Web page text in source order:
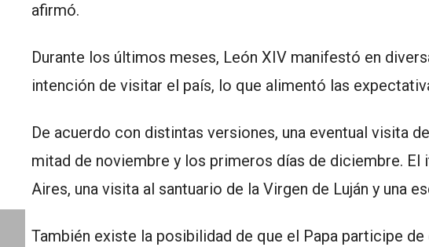
afirmó.
Durante los últimos meses, León XIV manifestó en
intención de visitar el país, lo que alimentó las
De acuerdo con distintas versiones, una eventual visita
mitad de noviembre y los primeros días de diciembre.
Aires, una visita al santuario de la Virgen de Luján y una
También existe la posibilidad de que el Papa participe